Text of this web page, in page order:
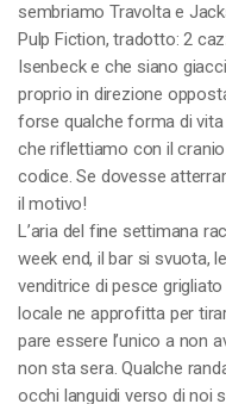
sembriamo Travolta e
Pulp Fiction, tradotto: 2
Isenbeck e che siano
proprio in direzione
forse qualche forma di
che riflettiamo con il
codice. Se dovesse
il motivo!
L’aria del fine settimana
week end, il bar si svuota,
venditrice di pesce
locale ne approfitta per
pare essere l’unico a non
non sta sera. Qualche
occhi languidi verso di noi